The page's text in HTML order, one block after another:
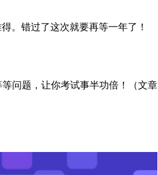
。错过了这次就要再等一年了！
问题，让你考试事半功倍！（文章